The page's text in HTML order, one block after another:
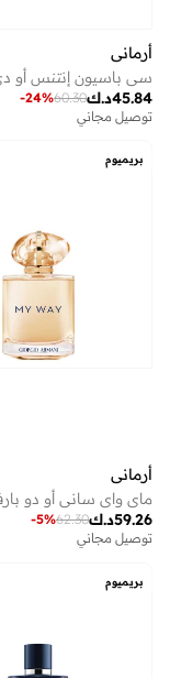
أرماني
د.ك45.84
60.30
-24%
توصيل مجاني
على وشك النفاد
بريميوم
أرماني
د.ك59.26
62.30
-5%
توصيل مجاني
بريميوم